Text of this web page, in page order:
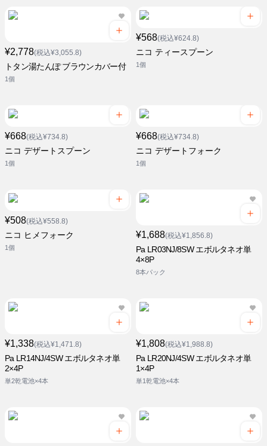
¥2,778(税込¥3,055.8)
トタン湯たんぽ ブラウンカバー付
1個
¥568(税込¥624.8)
ニコ ティースプーン
1個
¥668(税込¥734.8)
ニコ デザートスプーン
1個
¥668(税込¥734.8)
ニコ デザートフォーク
1個
¥508(税込¥558.8)
ニコ ヒメフォーク
1個
¥1,688(税込¥1,856.8)
Pa LR03NJ/8SW エボルタネオ単
4×8P
8本パック
¥1,338(税込¥1,471.8)
Pa LR14NJ/4SW エボルタネオ単
2×4P
単2乾電池×4本
¥1,808(税込¥1,988.8)
Pa LR20NJ/4SW エボルタネオ単
1×4P
単1乾電池×4本